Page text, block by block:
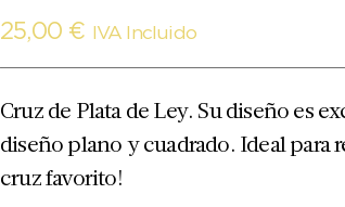
25,00 € IVA Incluido
Cruz de Plata de Ley. Su diseño es
diseño plano y cuadrado. Ideal para
cruz favorito!